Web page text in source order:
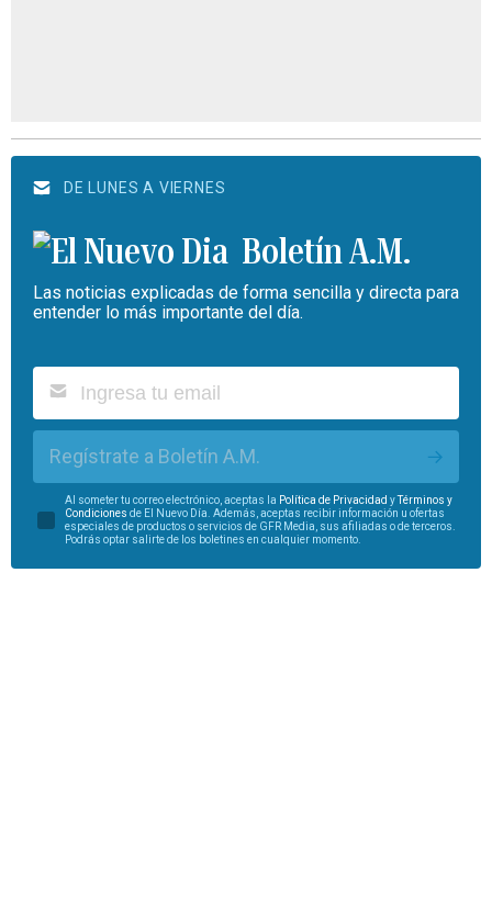
DE LUNES A VIERNES
Boletín A.M.
Las noticias explicadas de forma sencilla y directa para
entender lo más importante del día.
Regístrate a Boletín A.M.
Al someter tu correo electrónico, aceptas la Política de Privacidad y
Términos y
Condiciones de El Nuevo Día. Además, aceptas recibir información u ofertas
especiales de productos o servicios de GFR Media, sus afiliadas o de terceros.
Podrás optar salirte de los boletines en cualquier momento.